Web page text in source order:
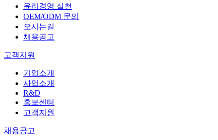
윤리경영 실천
OEM/ODM 문의
오시는길
채용공고
고객지원
기업소개
사업소개
R&D
홍보센터
고객지원
채용공고